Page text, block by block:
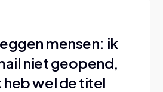
mensen: ik
niet geopend,
heb wel de titel